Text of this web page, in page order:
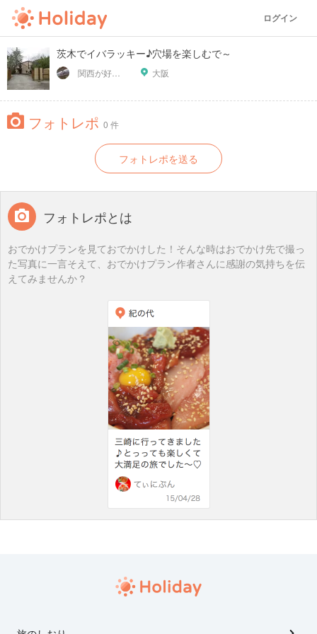
ログイン
茨木でイバラッキー♪穴場を楽しむで～
大阪
フォトレポ 0 件
フォトレポを送る
フォトレポとは
おでかけプランを見ておでかけした！そんな時はおでかけ先で撮っ
た写真に一言そえて、おでかけプラン作者さんに感謝の気持ちを伝
えてみませんか？